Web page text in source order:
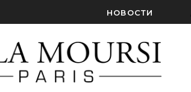
НОВОСТИ